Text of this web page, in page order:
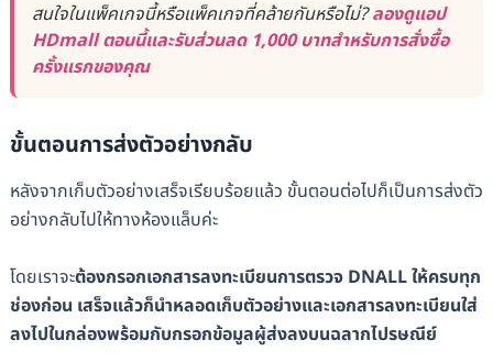
สนใจในแพ็คเกจนี้หรือแพ็คเกจที่คล้ายกันหรือไม่?ลองดูแอป
HDmall ตอนนี้และรับส่วนลด 1,000 บาทสำหรับการสั่งซื้อ
ครั้งแรกของคุณ
ขั้นตอนการส่งตัวอย่างกลับ
หลังจากเก็บตัวอย่างเสร็จเรียบร้อยแล้ว ขั้นตอนต่อไปก็เป็นการส่งตัว
อย่างกลับไปให้ทางห้องแล็บค่ะ
โดยเราจะต้องกรอกเอกสารลงทะเบียนการตรวจ DNALL ให้ครบทุก
ช่องก่อน เสร็จแล้วก็นำหลอดเก็บตัวอย่างและเอกสารลงทะเบียนใส่
ลงไปในกล่องพร้อมกับกรอกข้อมูลผู้ส่งลงบนฉลากไปรษณีย์